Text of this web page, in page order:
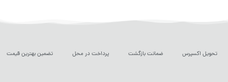
تحویل اکسپرس ضمانت بازگشت پرداخت در محل تضمین بهترین قیمت